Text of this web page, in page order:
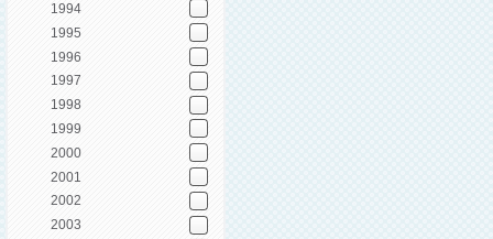
1994
1995
1996
1997
1998
1999
2000
2001
2002
2003